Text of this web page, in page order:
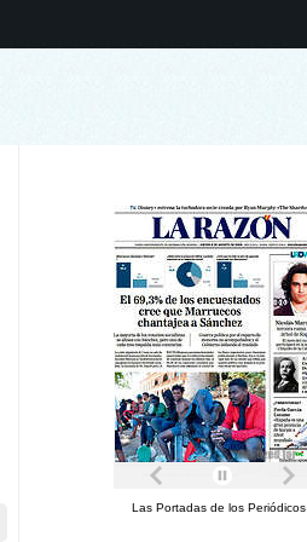
Las Portadas de los Periódicos